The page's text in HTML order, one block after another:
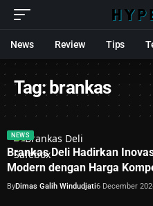
News Review Tips
Tag: brankas
NEWS
Brankas Deli Hadirkan
Modern dengan Harga
ByDimas Galih Windudjati6 December